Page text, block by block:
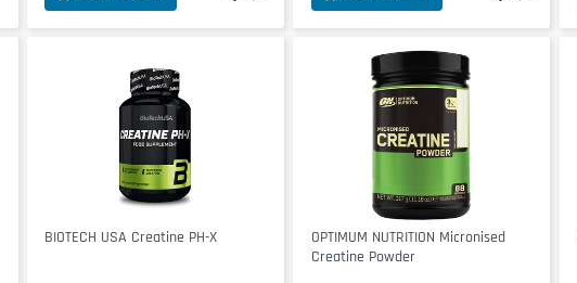
BIOTECH USA Creatine PH-X
OPTIMUM NUTRITION Micronised
Creatine Powder